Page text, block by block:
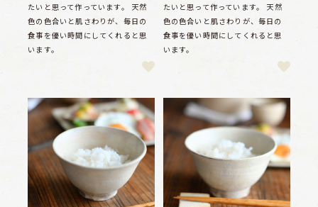
たいと思って作っています。 天然
色の色合いと肌さわりが、毎日の
食事を優い時間にしてくれると思
います。
たいと思って作っています。 天然
色の色合いと肌さわりが、毎日の
食事を優い時間にしてくれると思
います。